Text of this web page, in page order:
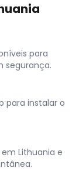
para
segurança.
para instalar o
Lithuania e